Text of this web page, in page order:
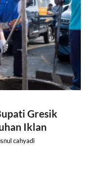
Gresik
Iklan
cahyadi